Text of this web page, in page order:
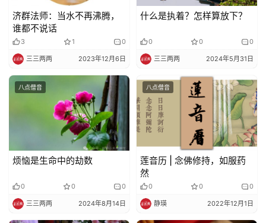
济群法师：当水不再沸腾，
谁都不说话
3 1 0
三三两两 2023年12月6日
什么是执着？怎样算放下？
0 0 0
三三两两 2024年5月31日
八点僧音
烦恼是生命中的劫数
0 0 0
三三两两 2024年8月14日
八点僧音
莲音历 | 念佛修持，如服药
然
0 0 0
静瑛 2022年12月1日